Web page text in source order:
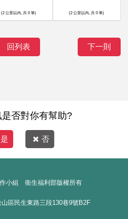
(2 公里以內, 共 0 筆) (2 公里以內, 共 0 筆)
回列表 下一則
否對你有幫助?
是 否
小組 衛生福利部版權所有
區民生東路三段130巷9號B2F